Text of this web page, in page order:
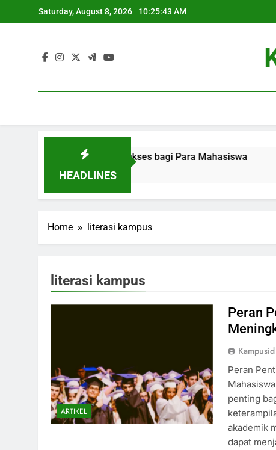
to
Saturday, August 8, 2026 10:25:43 AM
HEADLINES
Pekerjaan: Strategi Sukses bagi Para Mahasiswa
3
Home literasi kampus
literasi kampus
ARTIKEL
Peran
Kampusid
Peran
penting
akademik
dapat